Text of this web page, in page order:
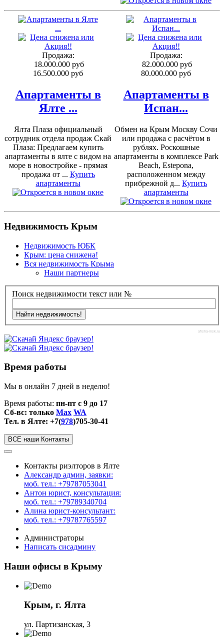
Продажа:
18.000.000 руб
16.500.000 руб
Апартаменты в
Ялте ...
Ялта Плаза официальный
сотрудник отдела продаж Скай
Плаза: Предлагаем купить
апартаменты в ялте с видом на
море в новостройке - прямая
продажа от ... Купить
апартаменты
Продажа:
82.000.000 руб
80.000.000 руб
Апартаменты в
Испан...
Обмен на Крым Москву Сочи
или продажа с расчётом в
рублях. Роскошные
апартаменты в комплексе Park
Beach, Estepona,
расположенном между
прибрежной д... Купить
апартаменты
Недвижимость Крым
Недвижимость ЮБК
Крым: цена снижена!
Вся недвижимость Крыма
Наши партнеры
Поиск недвижимости текст или №
afisha-msk.ru
Время работы
Мы в онлайн 7 дней в неделю!
Время работы: пн-пт с 9 до 17
Сб-вс: только Max WA
Тел. в Ялте: +7(978)705-30-41
ВСЕ наши Контакты
Контакты риэлторов в Ялте
Александр админ, заявки:
моб. тел.: +79787053041
Антон юрист, консультация:
моб. тел.: +79789340704
Алина юрист-консультант:
моб. тел.: +79787765597
Администраторы
Написать сисадмину
Наши офисы в Крыму
Крым, г. Ялта
ул. Партизанская, 3